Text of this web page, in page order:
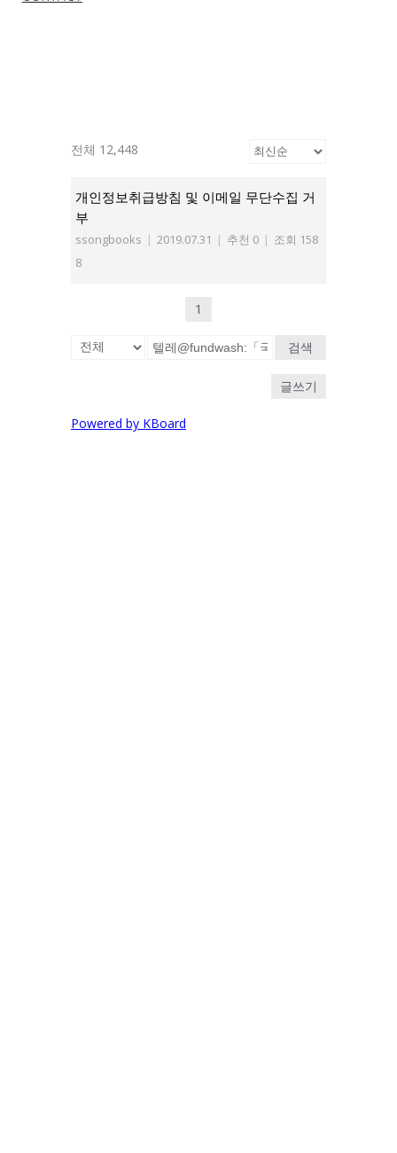
전체 12,448
개인정보취급방침 및 이메일 무단수집 거
부
ssongbooks | 2019.07.31 | 추천 0 | 조회 158
8
1
검색
글쓰기
Powered by KBoard